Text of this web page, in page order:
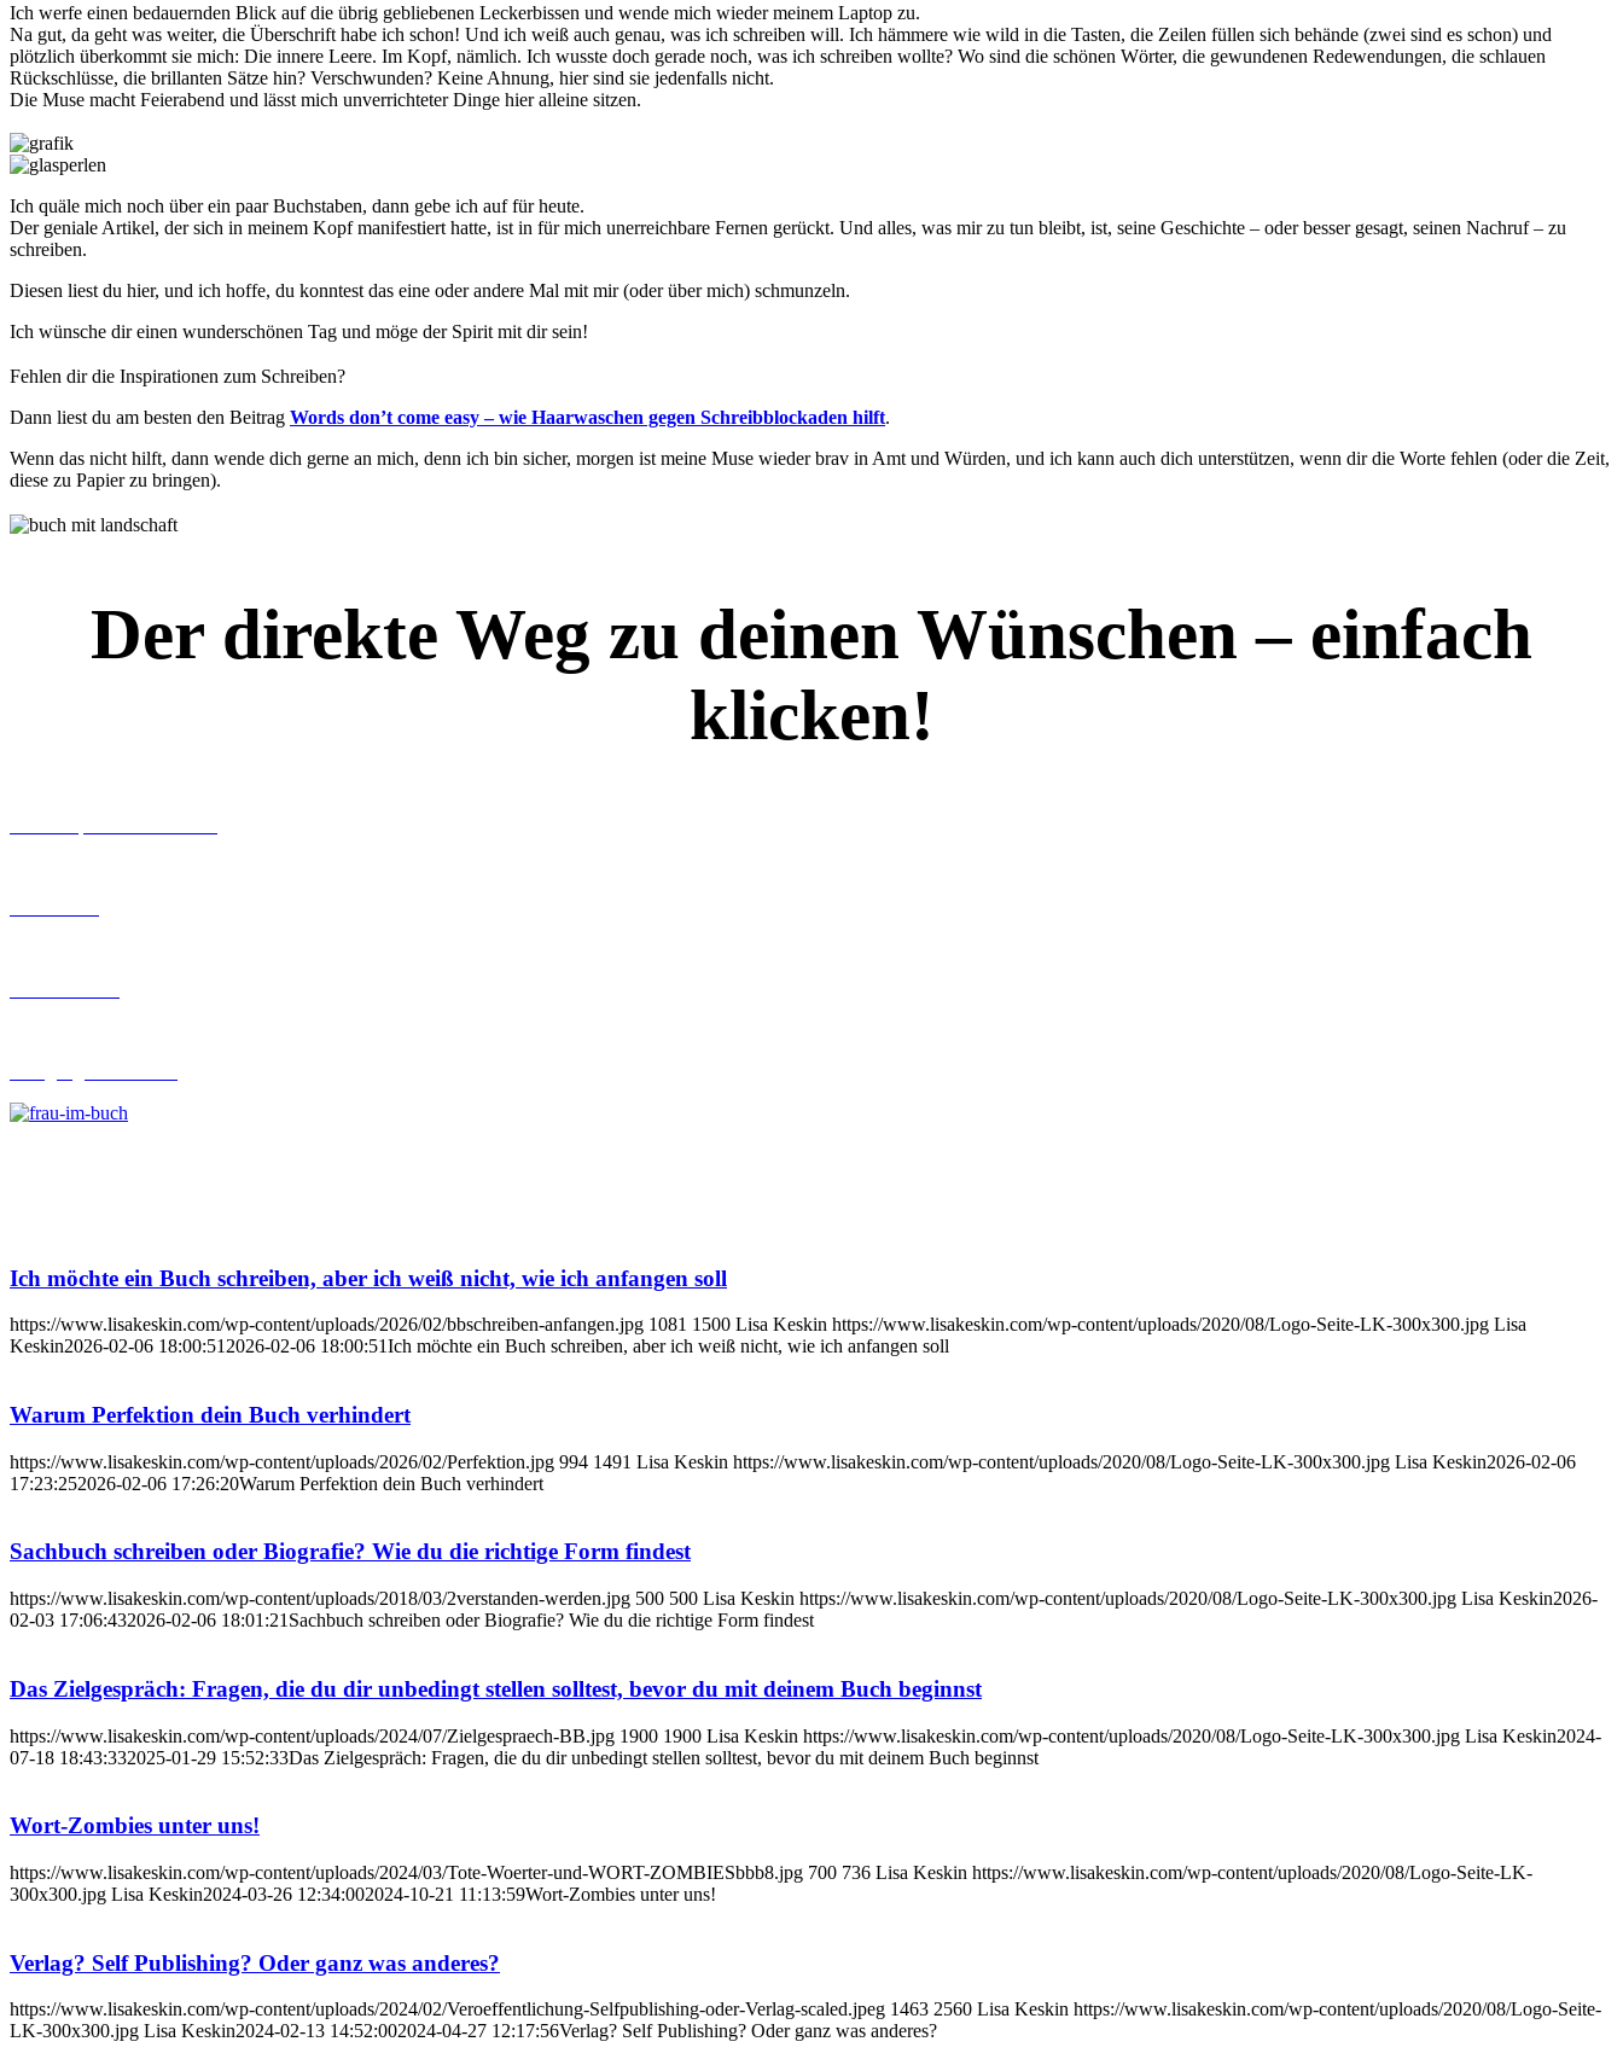
Ich werfe einen bedauernden Blick auf die übrig gebliebenen Leckerbissen und wende mich wieder meinem Laptop zu.
Na gut, da geht was weiter, die Überschrift habe ich schon! Und ich weiß auch genau, was ich schreiben will. Ich hämmere wie wild in die Tasten, die Zeilen füllen sich behände (zwei sind es schon) und
plötzlich überkommt sie mich: Die innere Leere. Im Kopf, nämlich. Ich wusste doch gerade noch, was ich schreiben wollte? Wo sind die schönen Wörter, die gewundenen Redewendungen, die schlauen
Rückschlüsse, die brillanten Sätze hin? Verschwunden? Keine Ahnung, hier sind sie jedenfalls nicht.
Die Muse macht Feierabend und lässt mich unverrichteter Dinge hier alleine sitzen.
Ich quäle mich noch über ein paar Buchstaben, dann gebe ich auf für heute.
Der geniale Artikel, der sich in meinem Kopf manifestiert hatte, ist in für mich unerreichbare Fernen gerückt. Und alles, was mir zu tun bleibt, ist, seine Geschichte – oder besser gesagt, seinen Nachruf – zu
schreiben.
Diesen liest du hier, und ich hoffe, du konntest das eine oder andere Mal mit mir (oder über mich) schmunzeln.
Ich wünsche dir einen wunderschönen Tag und möge der Spirit mit dir sein!
Fehlen dir die Inspirationen zum Schreiben?
Dann liest du am besten den Beitrag Words don’t come easy – wie Haarwaschen gegen Schreibblockaden hilft.
Wenn das nicht hilft, dann wende dich gerne an mich, denn ich bin sicher, morgen ist meine Muse wieder brav in Amt und Würden, und ich kann auch dich unterstützen, wenn dir die Worte fehlen (oder die Zeit,
diese zu Papier zu bringen).
Der direkte Weg zu deinen Wünschen – einfach
klicken!
Ich möchte ein Buch schreiben, aber ich weiß nicht, wie ich anfangen soll
https://www.lisakeskin.com/wp-content/uploads/2026/02/bbschreiben-anfangen.jpg 1081 1500 Lisa Keskin https://www.lisakeskin.com/wp-content/uploads/2020/08/Logo-Seite-LK-300x300.jpg Lisa
Keskin2026-02-06 18:00:51 2026-02-06 18:00:51Ich möchte ein Buch schreiben, aber ich weiß nicht, wie ich anfangen soll
Warum Perfektion dein Buch verhindert
https://www.lisakeskin.com/wp-content/uploads/2026/02/Perfektion.jpg 994 1491 Lisa Keskin https://www.lisakeskin.com/wp-content/uploads/2020/08/Logo-Seite-LK-300x300.jpg Lisa Keskin2026-02-06
17:23:252026-02-06 17:26:20Warum Perfektion dein Buch verhindert
Sachbuch schreiben oder Biografie? Wie du die richtige Form findest
https://www.lisakeskin.com/wp-content/uploads/2018/03/2verstanden-werden.jpg 500 500 Lisa Keskin https://www.lisakeskin.com/wp-content/uploads/2020/08/Logo-Seite-LK-300x300.jpg Lisa Keskin2026-
02-03 17:06:432026-02-06 18:01:21 Sachbuch schreiben oder Biografie? Wie du die richtige Form findest
Das Zielgespräch: Fragen, die du dir unbedingt stellen solltest, bevor du mit deinem Buch beginnst
https://www.lisakeskin.com/wp-content/uploads/2024/07/Zielgespraech-BB.jpg 1900 1900 Lisa Keskin https://www.lisakeskin.com/wp-content/uploads/2020/08/Logo-Seite-LK-300x300.jpg Lisa Keskin2024-
07-18 18:43:332025-01-29 15:52:33Das Zielgespräch: Fragen, die du dir unbedingt stellen solltest, bevor du mit deinem Buch beginnst
Wort-Zombies unter uns!
https://www.lisakeskin.com/wp-content/uploads/2024/03/Tote-Woerter-und-WORT-ZOMBIESbbb8.jpg 700 736 Lisa Keskin https://www.lisakeskin.com/wp-content/uploads/2020/08/Logo-Seite-LK-
300x300.jpg Lisa Keskin2024-03-26 12:34:002024-10-21 11:13:59Wort-Zombies unter uns!
Verlag? Self Publishing? Oder ganz was anderes?
https://www.lisakeskin.com/wp-content/uploads/2024/02/Veroeffentlichung-Selfpublishing-oder-Verlag-scaled.jpeg 1463 2560 Lisa Keskin https://www.lisakeskin.com/wp-content/uploads/2020/08/Logo-Seite-
LK-300x300.jpg Lisa Keskin2024-02-13 14:52:002024-04-27 12:17:56Verlag? Self Publishing? Oder ganz was anderes?